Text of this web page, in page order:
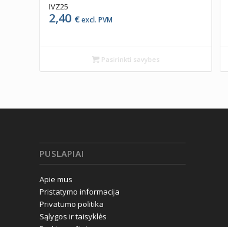
IVZ25
2,40 €excl. PVM
Pasirinkti savybes
PUSLAPIAI
Apie mus
Pristatymo informacija
Privatumo politika
Sąlygos ir taisyklės